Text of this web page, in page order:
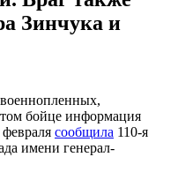
Зинчука и
бойце информация
сообщила 110-я
имени генерал-